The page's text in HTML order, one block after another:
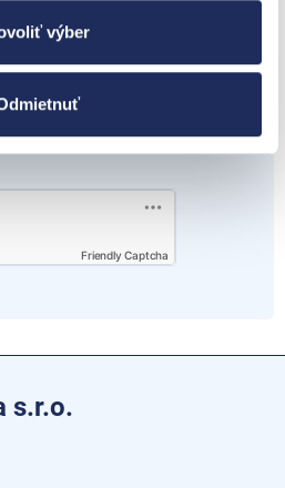
výberSvoj súhlas môžete
Friendly Captcha
s.r.o.